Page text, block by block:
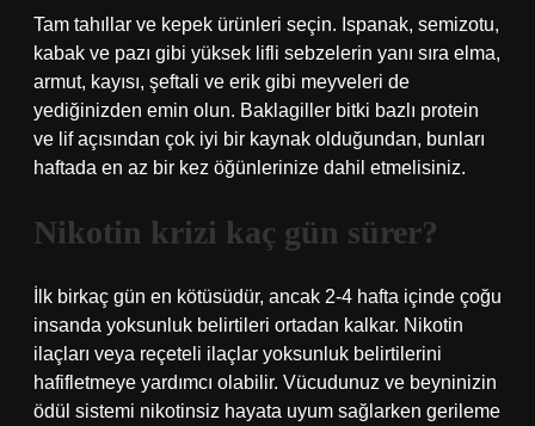
Tam tahıllar ve kepek ürünleri seçin. Ispanak, semizotu,
kabak ve pazı gibi yüksek lifli sebzelerin yanı sıra elma,
armut, kayısı, şeftali ve erik gibi meyveleri de
yediğinizden emin olun. Baklagiller bitki bazlı protein
ve lif açısından çok iyi bir kaynak olduğundan, bunları
haftada en az bir kez öğünlerinize dahil etmelisiniz.
Nikotin krizi kaç gün sürer?
İlk birkaç gün en kötüsüdür, ancak 2-4 hafta içinde çoğu
insanda yoksunluk belirtileri ortadan kalkar. Nikotin
ilaçları veya reçeteli ilaçlar yoksunluk belirtilerini
hafifletmeye yardımcı olabilir. Vücudunuz ve beyninizin
ödül sistemi nikotinsiz hayata uyum sağlarken gerileme